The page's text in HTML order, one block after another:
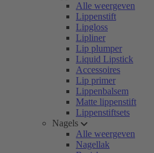
Alle weergeven
Lippenstift
Lipgloss
Lipliner
Lip plumper
Liquid Lipstick
Accessoires
Lip primer
Lippenbalsem
Matte lippenstift
Lippenstiftsets
Nagels
Alle weergeven
Nagellak